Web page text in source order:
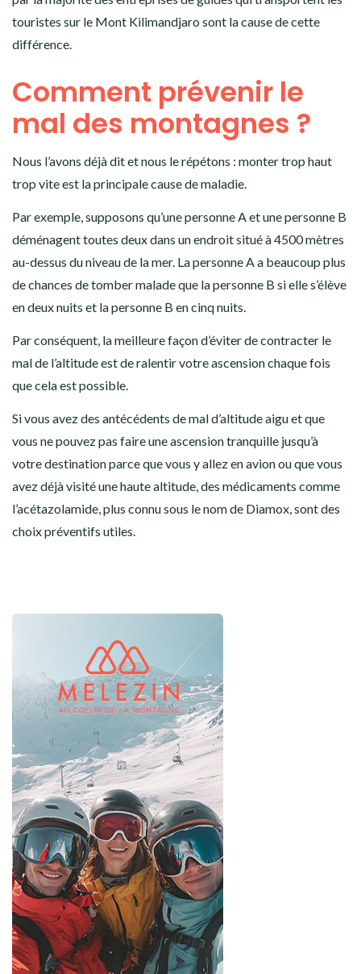
touristes sur le Mont Kilimandjaro sont la cause de cette
différence.
Comment prévenir le
mal des montagnes ?
Nous l’avons déjà dit et nous le répétons : monter trop haut
trop vite est la principale cause de maladie.
Par exemple, supposons qu’une personne A et une personne B
déménagent toutes deux dans un endroit situé à 4500 mètres
au-dessus du niveau de la mer. La personne A a beaucoup plus
de chances de tomber malade que la personne B si elle s’élève
en deux nuits et la personne B en cinq nuits.
Par conséquent, la meilleure façon d’éviter de contracter le
mal de l’altitude est de ralentir votre ascension chaque fois
que cela est possible.
Si vous avez des antécédents de mal d’altitude aigu et que
vous ne pouvez pas faire une ascension tranquille jusqu’à
votre destination parce que vous y allez en avion ou que vous
avez déjà visité une haute altitude, des médicaments comme
l’acétazolamide, plus connu sous le nom de Diamox, sont des
choix préventifs utiles.